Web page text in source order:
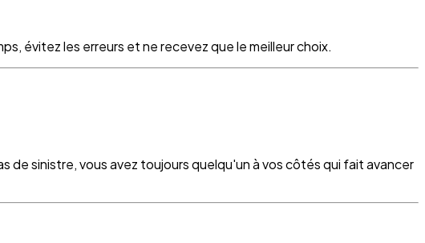
évitez les erreurs et ne recevez que le meilleur choix.
sinistre, vous avez toujours quelqu'un à vos côtés qui fait avancer